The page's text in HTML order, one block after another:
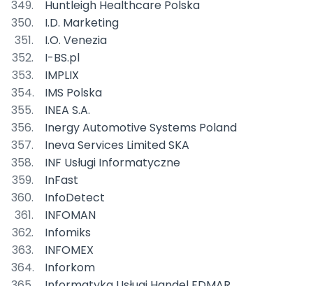
Huntleigh Healthcare Polska
I.D. Marketing
I.O. Venezia
I-BS.pl
IMPLIX
IMS Polska
INEA S.A.
Inergy Automotive Systems Poland
Ineva Services Limited SKA
INF Usługi Informatyczne
InFast
InfoDetect
INFOMAN
Infomiks
INFOMEX
Inforkom